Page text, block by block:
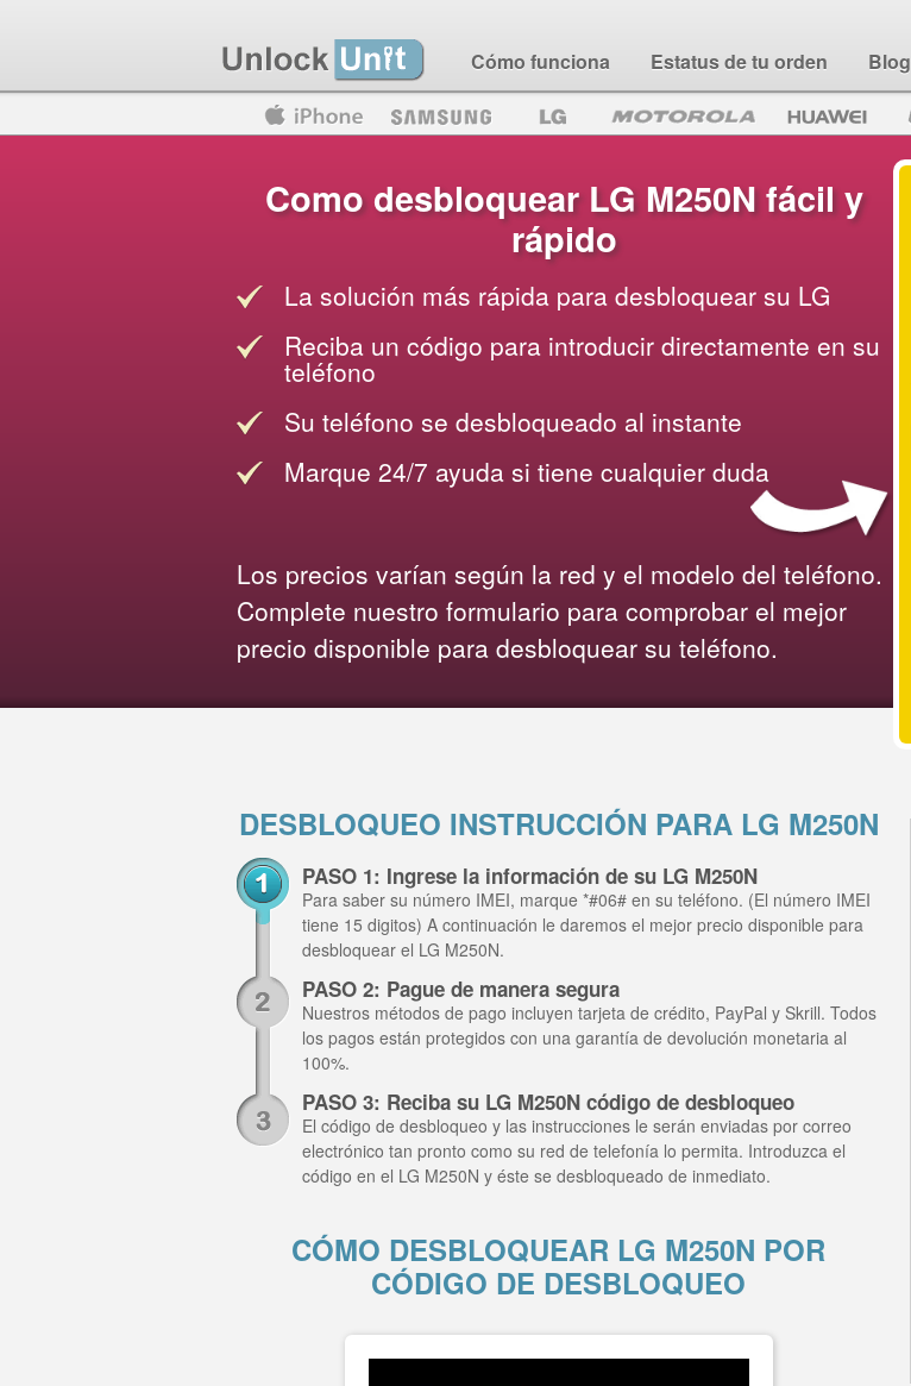
Cómo funciona Estatus de tu orden Blog
Blackberry
Como desbloquear LG M250N fácil y
rápido
La solución más rápida para desbloquear su LG
Reciba un código para introducir directamente en su
teléfono
Su teléfono se desbloqueado al instante
Marque 24/7 ayuda si tiene cualquier duda
Los precios varían según la red y el modelo del teléfono.
Complete nuestro formulario para comprobar el mejor
precio disponible para desbloquear su teléfono.
DESBLOQUEO INSTRUCCIÓN PARA LG M250N
PASO 1: Ingrese la información de su LG M250N
Para saber su número IMEI, marque *#06# en su teléfono. (El número IMEI
tiene 15 digitos) A continuación le daremos el mejor precio disponible para
desbloquear el LG M250N.
PASO 2: Pague de manera segura
Nuestros métodos de pago incluyen tarjeta de crédito, PayPal y Skrill. Todos
los pagos están protegidos con una garantía de devolución monetaria al
100%.
PASO 3: Reciba su LG M250N código de desbloqueo
El código de desbloqueo y las instrucciones le serán enviadas por correo
electrónico tan pronto como su red de telefonía lo permita. Introduzca el
código en el LG M250N y éste se desbloqueado de inmediato.
CÓMO DESBLOQUEAR LG M250N POR
CÓDIGO DE DESBLOQUEO